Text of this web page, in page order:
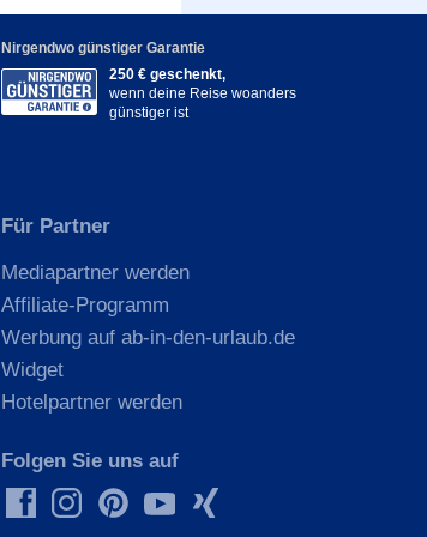
Nirgendwo günstiger Garantie
250 € geschenkt,
wenn deine Reise woanders
günstiger ist
Für Partner
Mediapartner werden
Affiliate-Programm
Werbung auf ab-in-den-urlaub.de
Widget
Hotelpartner werden
Folgen Sie uns auf